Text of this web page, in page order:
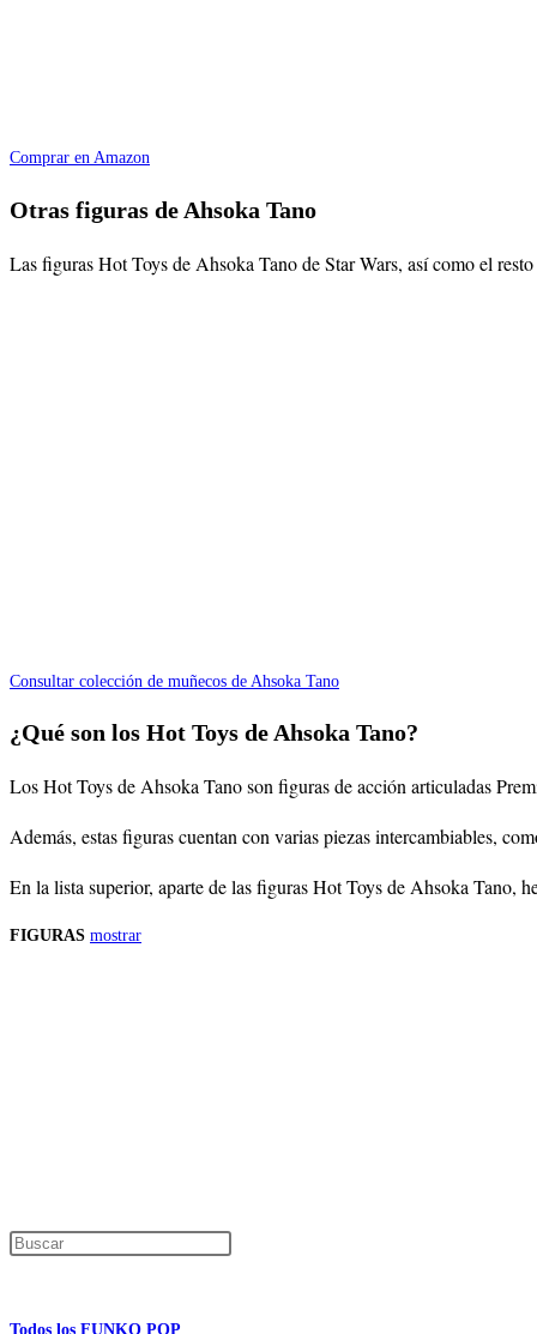
Comprar en Amazon
Otras figuras de Ahsoka Tano
Las figuras Hot Toys de Ahsoka Tano de Star Wars, así como el
Consultar colección de muñecos de Ahsoka Tano
¿Qué son los Hot Toys de Ahsoka Tano?
Los Hot Toys de Ahsoka Tano son figuras de acción articuladas
Además, estas figuras cuentan con varias piezas intercambiables,
En la lista superior, aparte de las figuras Hot Toys de Ahsoka Tano,
FIGURAS mostrar
Todos los FUNKO POP